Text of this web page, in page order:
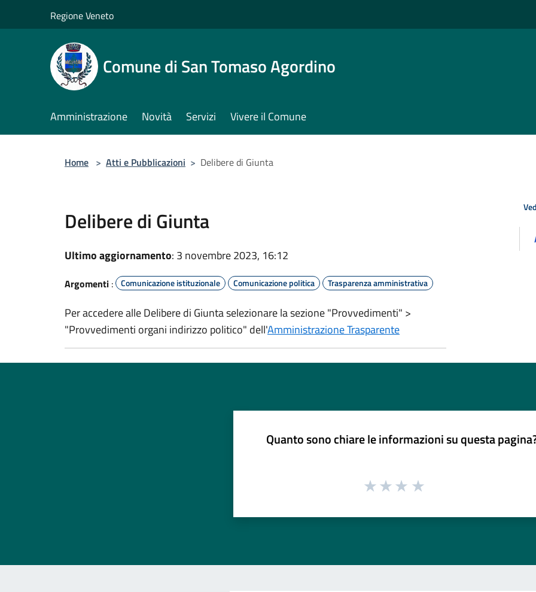
Regione Veneto
Comune di San Tomaso Agordino
Amministrazione Novità Servizi Vivere il Comune
Home > Atti e Pubblicazioni > Delibere di Giunta
Delibere di Giunta
Ultimo aggiornamento: 3 novembre 2023, 16:12
Argomenti : Comunicazione istituzionale Comunicazione politica Trasparenza amministrativa
Per accedere alle Delibere di Giunta selezionare la sezione "Provvedimenti" >
"Provvedimenti organi indirizzo politico" dell'Amministrazione Trasparente
Quanto sono chiare le informazioni su questa